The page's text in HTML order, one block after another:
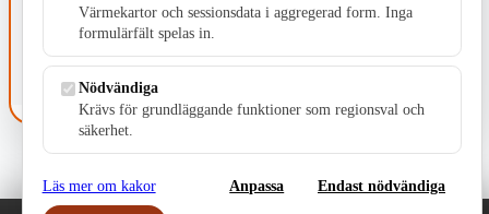
Kontakta oss
E-post: redaktionen@skillingaryd.nu
Postadress: Gisslaköp 1, 568 92 Skillingaryd
Värmekartor och sessionsdata i aggregerad form. Inga
formulärfält spelas in.
Nödvändiga
Krävs för grundläggande funktioner som regionsval och
säkerhet.
Läs mer om kakor Anpassa Endast nödvändiga